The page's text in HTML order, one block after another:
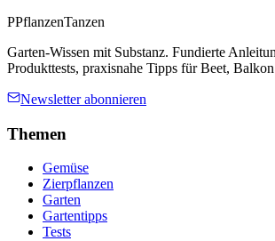
PPflanzenTanzen
Garten-Wissen mit Substanz. Fundierte
Produkttests, praxisnahe Tipps für Beet,
Newsletter abonnieren
Themen
Gemüse
Zierpflanzen
Garten
Gartentipps
Tests